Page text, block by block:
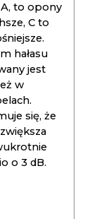
A, to opony
C to
hałasu
jest
w
się, że
zwiększa
o 3 dB.